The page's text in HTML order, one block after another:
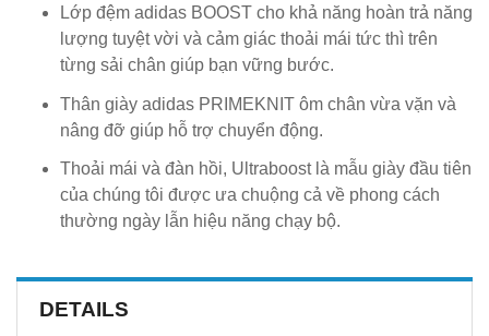
Lớp đệm adidas BOOST cho khả năng hoàn trả năng
lượng tuyệt vời và cảm giác thoải mái tức thì trên
từng sải chân giúp bạn vững bước.
Thân giày adidas PRIMEKNIT ôm chân vừa vặn và
nâng đỡ giúp hỗ trợ chuyển động.
Thoải mái và đàn hồi, Ultraboost là mẫu giày đầu tiên
của chúng tôi được ưa chuộng cả về phong cách
thường ngày lẫn hiệu năng chạy bộ.
DETAILS